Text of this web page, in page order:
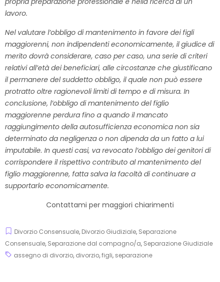
lavoro.
Nel valutare l’obbligo di mantenimento in favore dei figli
maggiorenni, non indipendenti economicamente, il giudice di
merito dovrà considerare, caso per caso, una serie di criteri
relativi all’età dei beneficiari, alle circostanze che giustificano
il permanere del suddetto obbligo, il quale non può essere
protratto oltre ragionevoli limiti di tempo e di misura. In
conclusione, l’obbligo di mantenimento del figlio
maggiorenne perdura fino a quando il mancato
raggiungimento della autosufficienza economica non sia
determinato da negligenza o non dipenda da un fatto a lui
imputabile. In questi casi, va revocato l’obbligo dei genitori di
corrispondere il rispettivo contributo al mantenimento del
figlio maggiorenne, fatta salva la facoltà di continuare a
supportarlo economicamente.
Contattami per maggiori chiarimenti
Divorzio Consensuale, Divorzio Giudiziale, Separazione
Consensuale, Separazione dal compagno/a, Separazione Giudiziale
assegno di divorzio, divorzio,figli, separazione